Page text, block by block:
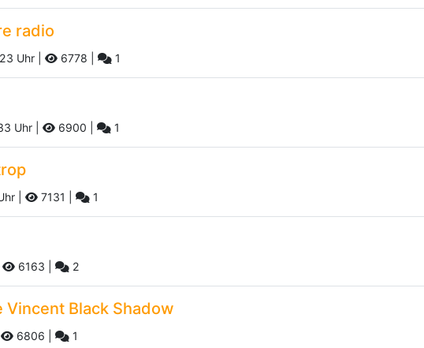
radio
Uhr | 6778 1
Uhr | 6900 1
| 7131 1
6163 2
Vincent Black Shadow
6806 1